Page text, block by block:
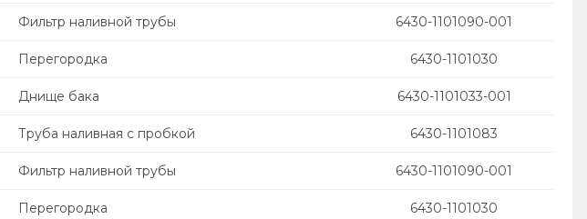
Фильтр наливной трубы 6430-1101090-001
Перегородка 6430-1101030
Днище бака 6430-1101033-001
Труба наливная с пробкой 6430-1101083
Фильтр наливной трубы 6430-1101090-001
Перегородка 6430-1101030